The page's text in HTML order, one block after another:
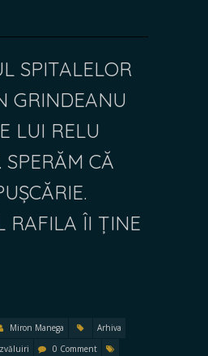
SPITALELOR
GRINDEANU
LUI RELU
SPERĂM CĂ
RAFILA ÎI ȚINE
Miron Manega
Arhiva
0 Comment